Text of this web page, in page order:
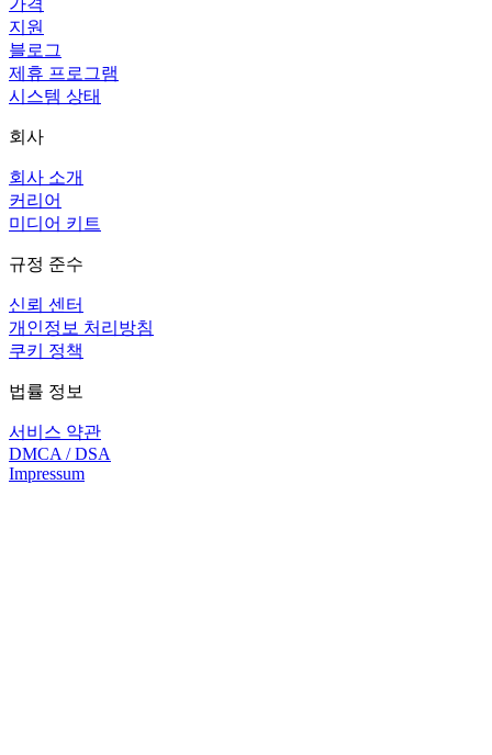
지원
블로그
제휴 프로그램
시스템 상태
회사
회사 소개
커리어
미디어 키트
규정 준수
신뢰 센터
개인정보 처리방침
쿠키 정책
법률 정보
서비스 약관
DMCA / DSA
Impressum